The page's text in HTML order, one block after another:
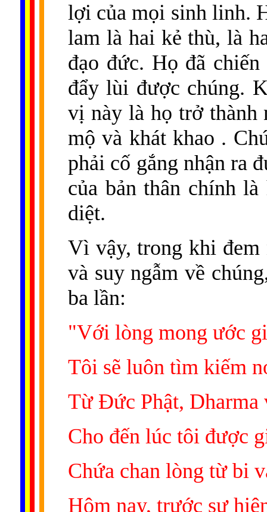
lợi của mọi sinh linh.
lam là hai kẻ thù, là
đạo đức. Họ đã
đẩy lùi được chúng.
vị này là họ trở thành
mộ và khát khao .
phải cố gắng nhận ra
của bản thân chính
diệt.
Vì vậy, trong khi đem
và suy ngẫm về
ba lần:
"Với lòng mong ước
Tôi sẽ luôn tìm kiếm
Từ Đức Phật, Dharma
Cho đến lúc tôi được
Chứa chan lòng từ bi
Hôm nay, trước sự